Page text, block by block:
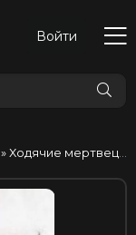
Войти
» Ходячие мертвецы: Начало